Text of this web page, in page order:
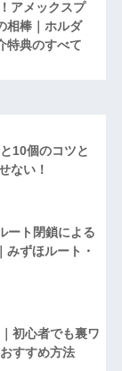
アメックスプ
相棒｜ホルダ
特典のすべて
10個のコツと
ない！
ート閉鎖による
ずほルート・
初心者でも裏ワ
すすめ方法